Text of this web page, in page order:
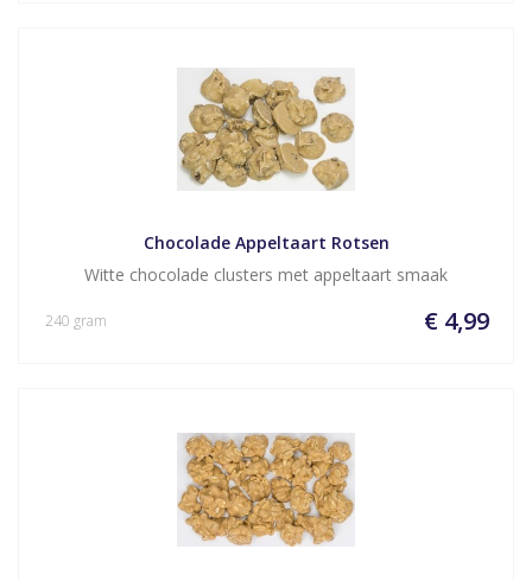
Chocolade Appeltaart Rotsen
Witte chocolade clusters met appeltaart smaak
€ 4,99
240 gram